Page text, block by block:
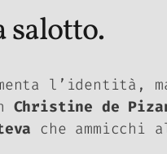
salotto.
Christine de
che